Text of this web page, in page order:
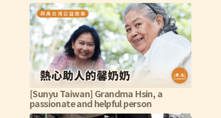
[Sunyu Taiwan] Grandma Hsin, a
passionate and helpful person